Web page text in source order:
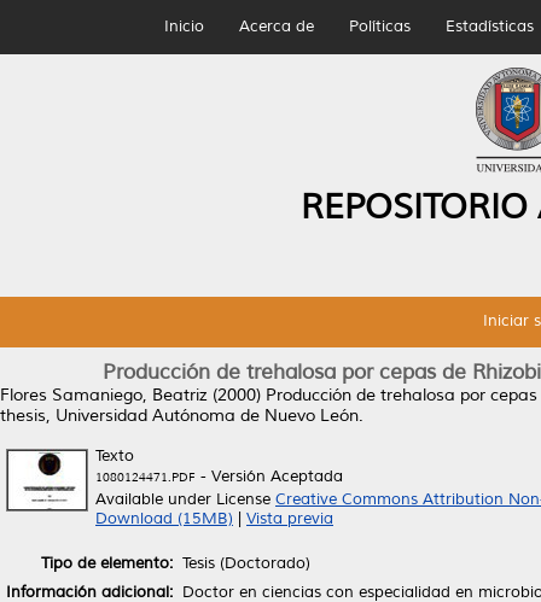
Inicio Acerca de Políticas Estadísticas
Iniciar
Producción de trehalosa por cepas de
Flores Samaniego, Beatriz (2000) Producción de trehalosa por
thesis, Universidad Autónoma de Nuevo León.
Texto
1080124471.PDF - Versión Aceptada
Available under License Creative Commons Attribution
Download (15MB)
Vista previa
Tipo de elemento: Tesis (Doctorado)
Información adicional: Doctor en ciencias con especialidad en